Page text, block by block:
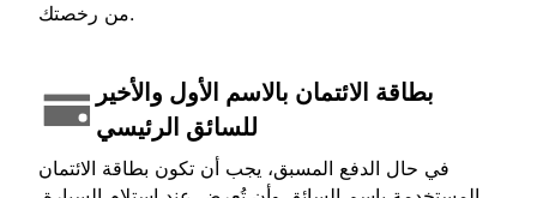
من رخصتك.
بطاقة الائتمان بالاسم الأول والأخير
للسائق الرئيسي
في حال الدفع المسبق، يجب أن تكون بطاقة الائتمان